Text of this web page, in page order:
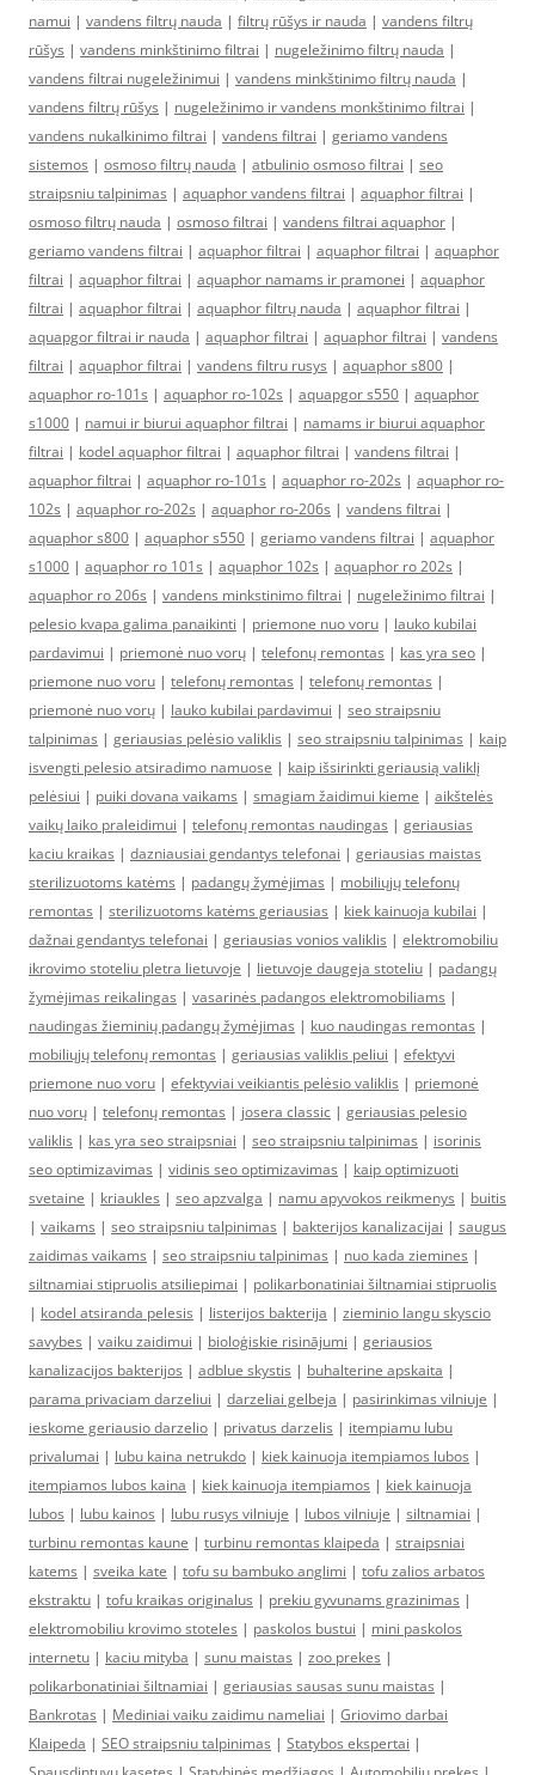
namui | vandens filtrų nauda | filtrų rūšys ir nauda | vandens filtrų
rūšys | vandens minkštinimo filtrai | nugeležinimo filtrų nauda |
vandens filtrai nugeležinimui | vandens minkštinimo filtrų nauda |
vandens filtrų rūšys | nugeležinimo ir vandens monkštinimo filtrai |
vandens nukalkinimo filtrai | vandens filtrai | geriamo vandens
sistemos | osmoso filtrų nauda | atbulinio osmoso filtrai | seo
straipsniu talpinimas | aquaphor vandens filtrai | aquaphor filtrai |
osmoso filtrų nauda | osmoso filtrai | vandens filtrai aquaphor |
geriamo vandens filtrai | aquaphor filtrai | aquaphor filtrai | aquaphor
filtrai | aquaphor filtrai | aquaphor namams ir pramonei | aquaphor
filtrai | aquaphor filtrai | aquaphor filtrų nauda | aquaphor filtrai |
aquapgor filtrai ir nauda | aquaphor filtrai | aquaphor filtrai | vandens
filtrai | aquaphor filtrai | vandens filtru rusys | aquaphor s800 |
aquaphor ro-101s | aquaphor ro-102s | aquapgor s550 | aquaphor
s1000 | namui ir biurui aquaphor filtrai | namams ir biurui aquaphor
filtrai | kodel aquaphor filtrai | aquaphor filtrai | vandens filtrai |
aquaphor filtrai | aquaphor ro-101s | aquaphor ro-202s | aquaphor ro-
102s | aquaphor ro-202s | aquaphor ro-206s | vandens filtrai |
aquaphor s800 | aquaphor s550 | geriamo vandens filtrai | aquaphor
s1000 | aquaphor ro 101s | aquaphor 102s | aquaphor ro 202s |
aquaphor ro 206s | vandens minkstinimo filtrai | nugeležinimo filtrai |
pelesio kvapa galima panaikinti | priemone nuo voru | lauko kubilai
pardavimui | priemonė nuo vorų | telefonų remontas | kas yra seo |
priemone nuo voru | telefonų remontas | telefonų remontas |
priemonė nuo vorų | lauko kubilai pardavimui | seo straipsniu
talpinimas | geriausias pelėsio valiklis | seo straipsniu talpinimas | kaip
isvengti pelesio atsiradimo namuose | kaip išsirinkti geriausią valiklį
pelėsiui | puiki dovana vaikams | smagiam žaidimui kieme | aikštelės
vaikų laiko praleidimui | telefonų remontas naudingas | geriausias
kaciu kraikas | dazniausiai gendantys telefonai | geriausias maistas
sterilizuotoms katėms | padangų žymėjimas | mobiliųjų telefonų
remontas | sterilizuotoms katėms geriausias | kiek kainuoja kubilai |
dažnai gendantys telefonai | geriausias vonios valiklis | elektromobiliu
ikrovimo stoteliu pletra lietuvoje | lietuvoje daugeja stoteliu | padangų
žymėjimas reikalingas | vasarinės padangos elektromobiliams |
naudingas žieminių padangų žymėjimas | kuo naudingas remontas |
mobiliųjų telefonų remontas | geriausias valiklis peliui | efektyvi
priemone nuo voru | efektyviai veikiantis pelėsio valiklis | priemonė
nuo vorų | telefonų remontas | josera classic | geriausias pelesio
valiklis | kas yra seo straipsniai | seo straipsniu talpinimas | isorinis
seo optimizavimas | vidinis seo optimizavimas | kaip optimizuoti
svetaine | kriaukles | seo apzvalga | namu apyvokos reikmenys | buitis
| vaikams | seo straipsniu talpinimas | bakterijos kanalizacijai | saugus
zaidimas vaikams | seo straipsniu talpinimas | nuo kada ziemines |
siltnamiai stipruolis atsiliepimai | polikarbonatiniai šiltnamiai stipruolis
| kodel atsiranda pelesis | listerijos bakterija | zieminio langu skyscio
savybes | vaiku zaidimui | bioloģiskie risinājumi | geriausios
kanalizacijos bakterijos | adblue skystis | buhalterine apskaita |
parama privaciam darzeliui | darzeliai gelbeja | pasirinkimas vilniuje |
ieskome geriausio darzelio | privatus darzelis | itempiamu lubu
privalumai | lubu kaina netrukdo | kiek kainuoja itempiamos lubos |
itempiamos lubos kaina | kiek kainuoja itempiamos | kiek kainuoja
lubos | lubu kainos | lubu rusys vilniuje | lubos vilniuje | siltnamiai |
turbinu remontas kaune | turbinu remontas klaipeda | straipsniai
katems | sveika kate | tofu su bambuko anglimi | tofu zalios arbatos
ekstraktu | tofu kraikas originalus | prekiu gyvunams grazinimas |
elektromobiliu krovimo stoteles | paskolos bustui | mini paskolos
internetu | kaciu mityba | sunu maistas | zoo prekes |
polikarbonatiniai šiltnamiai | geriausias sausas sunu maistas |
Bankrotas | Mediniai vaiku zaidimu nameliai | Griovimo darbai
Klaipeda | SEO straipsniu talpinimas | Statybos ekspertai |